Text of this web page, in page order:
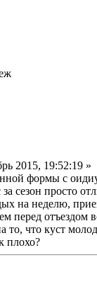
2015, 19:52:19 »
формы с
сезон просто
на неделю,
перед отъездом
то, что куст
плохо?